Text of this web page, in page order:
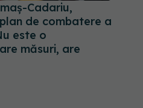
Cadariu,
de combatere a
este o
măsuri, are